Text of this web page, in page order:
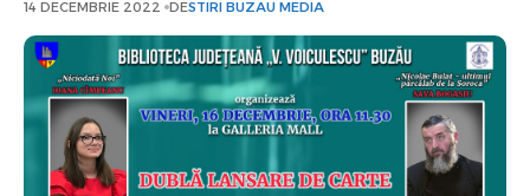
14 DECEMBRIE 2022 DESTIRI BUZAU MEDIA